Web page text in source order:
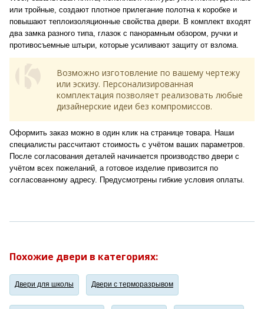
или тройные, создают плотное прилегание полотна к коробке и
повышают теплоизоляционные свойства двери. В комплект входят
два замка разного типа, глазок с панорамным обзором, ручки и
противосъемные штыри, которые усиливают защиту от взлома.
Возможно изготовление по вашему чертежу
или эскизу. Персонализированная
комплектация позволяет реализовать любые
дизайнерские идеи без компромиссов.
Оформить заказ можно в один клик на странице товара. Наши
специалисты рассчитают стоимость с учётом ваших параметров.
После согласования деталей начинается производство двери с
учётом всех пожеланий, а готовое изделие привозится по
согласованному адресу. Предусмотрены гибкие условия оплаты.
Похожие двери в категориях:
Двери для школы Двери с терморазрывом